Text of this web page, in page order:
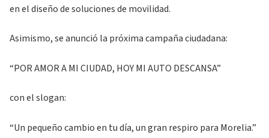
en el diseño de soluciones de movilidad.
Asimismo, se anunció la próxima campaña ciudadana:
“POR AMOR A MI CIUDAD, HOY MI AUTO DESCANSA”
con el slogan:
“Un pequeño cambio en tu día, un gran respiro para Morelia.”